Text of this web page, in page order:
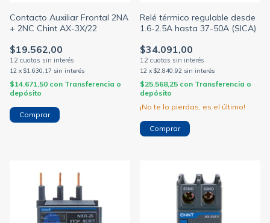
Contacto Auxiliar Frontal 2NA
+ 2NC Chint AX-3X/22
$19.562,00
12 x $1.630,17 sin interés
$14.671,50 con Transferencia o
depósito
Relé térmico regulable desde
1.6-2.5A hasta 37-50A (SICA)
$34.091,00
12 x $2.840,92 sin interés
$25.568,25 con Transferencia o
depósito
¡No te lo pierdas, es el último!
Comprar